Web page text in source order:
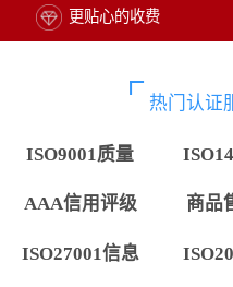
更贴心的收费
热门认证
ISO9001质量
AAA信用评级 商品
ISO27001信息